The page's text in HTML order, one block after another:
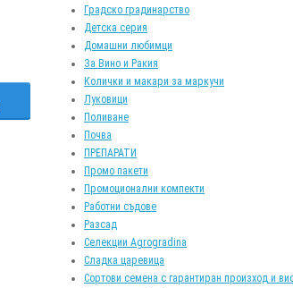
Градско градинарство
Детска серия
Домашни любимци
За Вино и Ракия
Колички и макари за маркучи
Луковици
Поливане
Почва
ПРЕПАРАТИ
Промо пакети
Промоционални компекти
Работни съдове
Разсад
Селекции Agrogradina
Сладка царевица
Сортови семена с гарантиран произход и